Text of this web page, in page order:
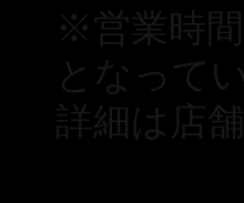
※営業時
となって
詳細は店